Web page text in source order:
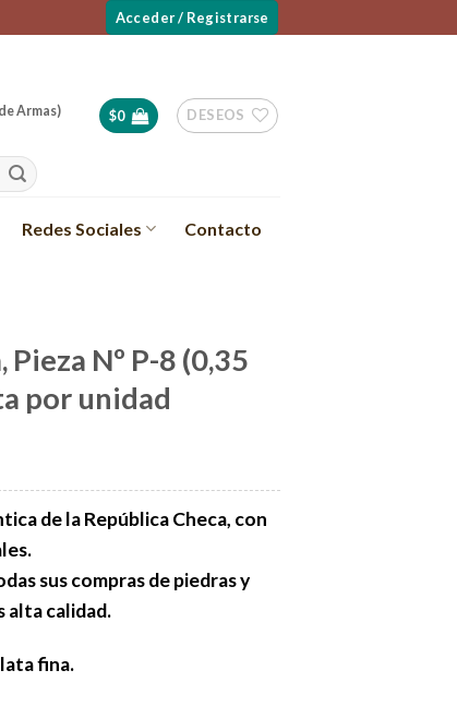
Acceder / Registrarse
Armas)
$0 DESEOS
Redes Sociales Contacto
Nº P-8 (0,35
por unidad
de la República Checa, con
sus compras de piedras y
alta calidad.
fina.